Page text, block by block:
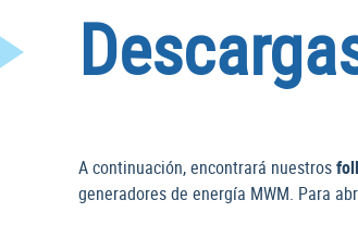
A continuación, encontrará nuestros
generadores de energía MWM. Para